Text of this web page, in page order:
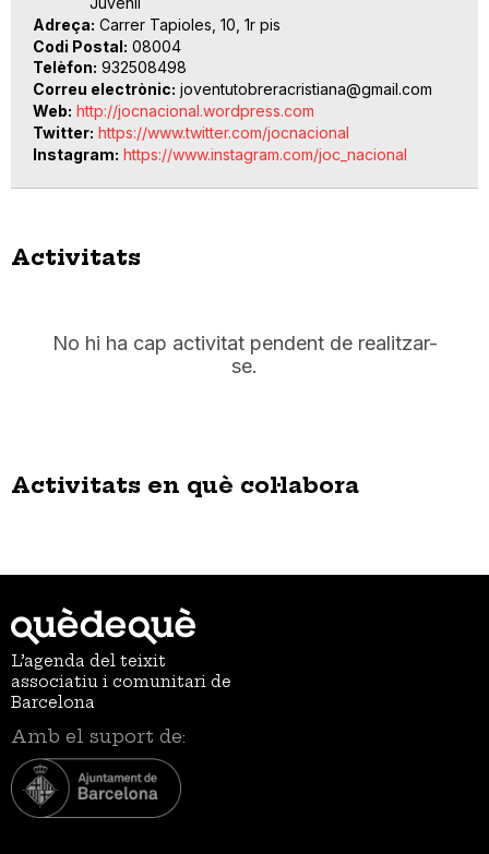
Adreça Carrer Tapioles, 10, 1r pis
Codi Postal 08004
Telèfon 932508498
Correu electrònic joventutobreracristiana@gmail.com
Web http://jocnacional.wordpress.com
Twitter https://www.twitter.com/jocnacional
Instagram https://www.instagram.com/joc_nacional
Activitats
No hi ha cap activitat pendent de realitzar-
se.
Activitats en què col·labora
L’agenda del teixit
associatiu i comunitari de
Barcelona
Amb el suport de: